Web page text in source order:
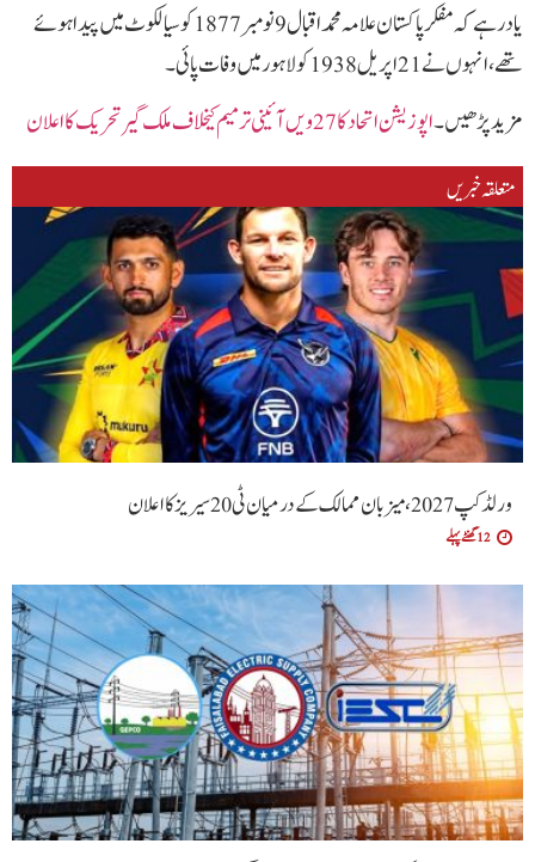
یاد رہے کہ مفکر پاکستان علامہ محمد اقبال 9 نومبر 1877 کو سیالکوٹ میں پیدا ہوئے
تھے، انہوں نے 21 اپریل 1938 کو لاہور میں وفات پائی۔
مزید پڑھیں۔اپوزیشن اتحاد کا 27ویں آئینی ترمیم کیخلاف ملک گیر تحریک کا اعلان
متعلقہ خبریں
ورلڈ کپ 2027، میزبان ممالک کے درمیان ٹی20 سیریز کا اعلان
12 گھنٹے پہلے